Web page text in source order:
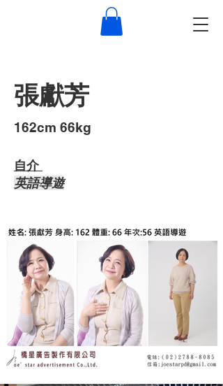
張獻芳
​162cm 66kg
自介 ​
​英語導遊